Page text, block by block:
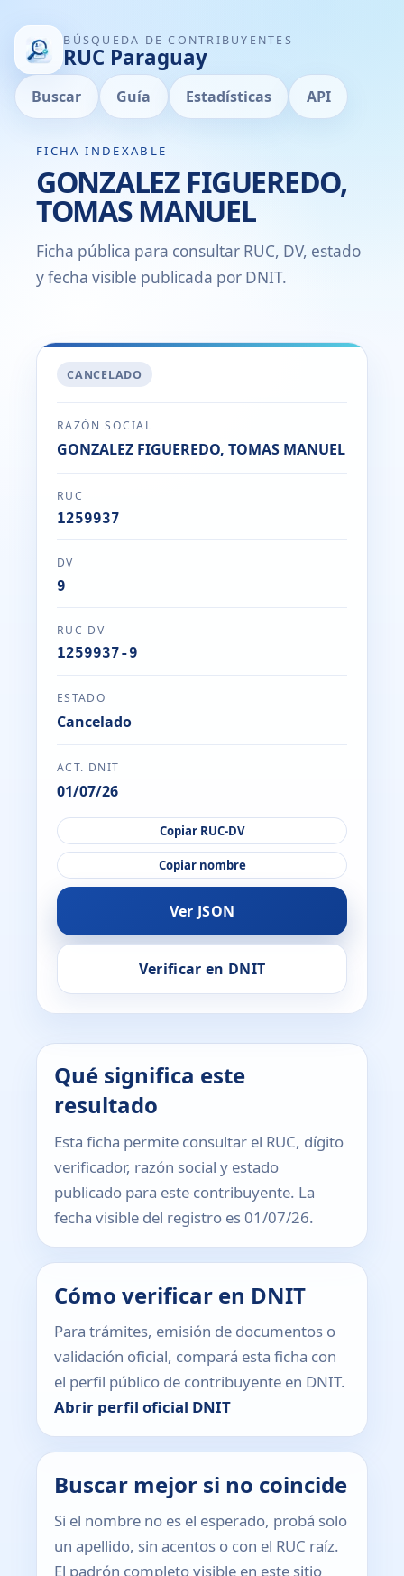
BÚSQUEDA DE CONTRIBUYENTES
RUC Paraguay
Buscar Guía Estadísticas API
FICHA INDEXABLE
GONZALEZ FIGUEREDO,
TOMAS MANUEL
Ficha pública para consultar RUC, DV, estado
y fecha visible publicada por DNIT.
CANCELADO
RAZÓN SOCIAL
GONZALEZ FIGUEREDO, TOMAS MANUEL
RUC
1259937
DV
9
RUC-DV
1259937-9
ESTADO
Cancelado
ACT. DNIT
01/07/26
Copiar RUC-DV
Copiar nombre
Ver JSON
Verificar en DNIT
Qué significa este
resultado
Esta ficha permite consultar el RUC, dígito
verificador, razón social y estado
publicado para este contribuyente. La
fecha visible del registro es 01/07/26.
Cómo verificar en DNIT
Para trámites, emisión de documentos o
validación oficial, compará esta ficha con
el perfil público de contribuyente en DNIT.
Abrir perfil oficial DNIT
Buscar mejor si no coincide
Si el nombre no es el esperado, probá solo
un apellido, sin acentos o con el RUC raíz.
El padrón completo visible en este sitio